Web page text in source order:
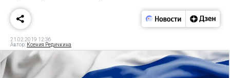
21.02.2019 12:36
Автор: Ксения Редичкина